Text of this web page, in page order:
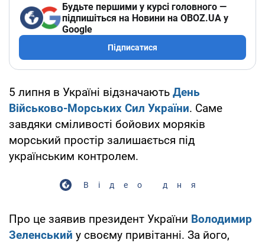
Будьте першими у курсі головного —
підпишіться на Новини на OBOZ.UA у
Google
Підписатися
5 липня в Україні відзначають День
Військово-Морських Сил України. Саме
завдяки сміливості бойових моряків
морський простір залишається під
українським контролем.
Відео дня
Про це заявив президент України Володимир
Зеленський у своєму привітанні. За його,